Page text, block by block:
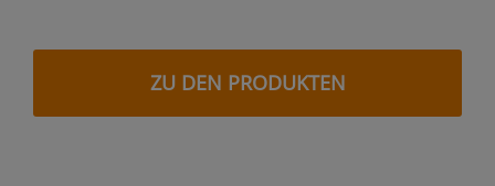
ZU DEN PRODUKTEN